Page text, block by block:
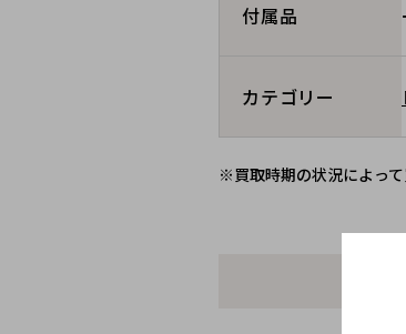
付属品
カテゴリー
※買取時期の状況によって